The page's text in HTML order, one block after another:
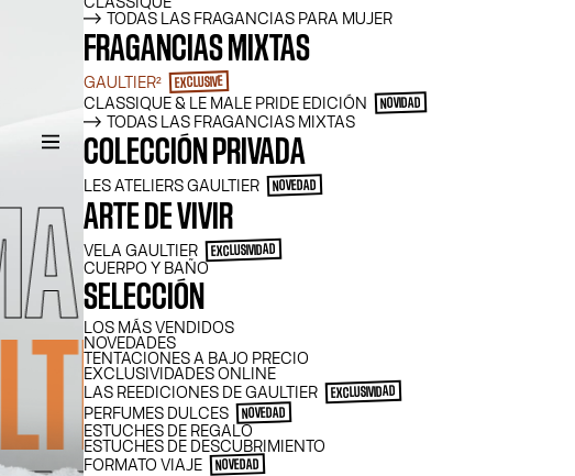
TODAS LAS FRAGANCIAS PARA MUJER
FRAGANCIAS MIXTAS
GAULTIER² EXCLUSIVE
CLASSIQUE & LE MALE PRIDE EDICIÓN NOVIDAD
TODAS LAS FRAGANCIAS MIXTAS
COLECCIÓN PRIVADA
LES ATELIERS GAULTIER NOVEDAD
ARTE DE VIVIR
VELA GAULTIER EXCLUSIVIDAD
CUERPO Y BAÑO
SELECCIÓN
LOS MÁS VENDIDOS
NOVEDADES
TENTACIONES A BAJO PRECIO
EXCLUSIVIDADES ONLINE
LAS REEDICIONES DE GAULTIER
EXCLUSIVIDAD
PERFUMES DULCES NOVEDAD
ESTUCHES DE REGALO
ESTUCHES DE DESCUBRIMIENTO
FORMATO VIAJE
NOVEDAD